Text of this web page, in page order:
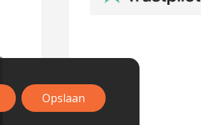
Opslaan